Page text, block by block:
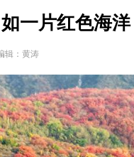
一片红色海洋
辑：黄涛